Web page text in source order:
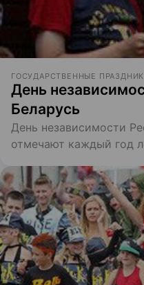
ГОСУДАРСТВЕННЫЕ
День
Беларусь
День независимости
отмечают каждый год
окончательно
захватчиков. На
отметить День